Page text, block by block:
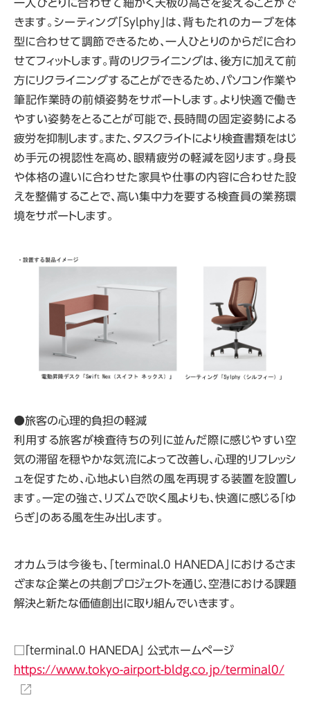
一人ひとりに合わせて細かく天板の高さを変えることがで
きます。シーティング「Sylphy」は、背もたれのカーブを体
型に合わせて調節できるため、一人ひとりのからだに合わ
せてフィットします。背のリクライニングは、後方に加えて前
方にリクライニングすることができるため、パソコン作業や
筆記作業時の前傾姿勢をサポートします。より快適で働き
やすい姿勢をとることが可能で、長時間の固定姿勢による
疲労を抑制します。また、タスクライトにより検査書類をはじ
め手元の視認性を高め、眼精疲労の軽減を図ります。身長
や体格の違いに合わせた家具や仕事の内容に合わせた設
えを整備することで、高い集中力を要する検査員の業務環
境をサポートします。
●旅客の心理的負担の軽減
利用する旅客が検査待ちの列に並んだ際に感じやすい空
気の滞留を穏やかな気流によって改善し、心理的リフレッシ
ュを促すため、心地よい自然の風を再現する装置を設置し
ます。一定の強さ、リズムで吹く風よりも、快適に感じる「ゆ
らぎ」のある風を生み出します。
オカムラは今後も、「terminal.0 HANEDA」におけるさま
ざまな企業との共創プロジェクトを通じ、空港における課題
解決と新たな価値創出に取り組んでいきます。
□「terminal.0 HANEDA」 公式ホームページ
https://www.tokyo-airport-bldg.co.jp/terminal0/